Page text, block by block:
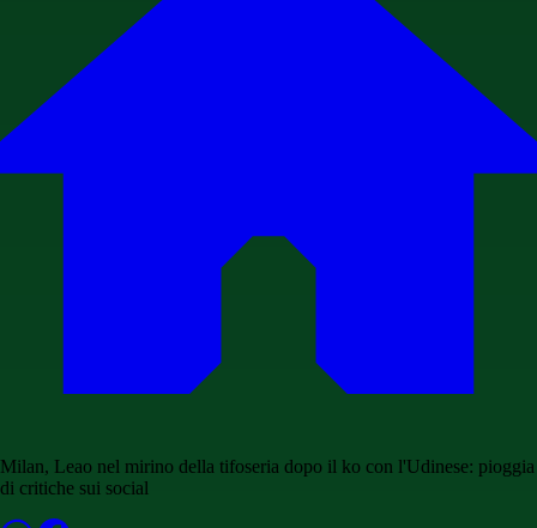
Milan, Leao nel mirino della tifoseria dopo il ko con l'Udinese: pioggia
di critiche sui social